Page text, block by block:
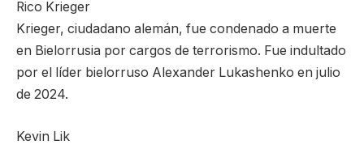
Rico Krieger
Krieger, ciudadano alemán, fue condenado a muerte
en Bielorrusia por cargos de terrorismo. Fue indultado
por el líder bielorruso Alexander Lukashenko en julio
de 2024.
Kevin Lik